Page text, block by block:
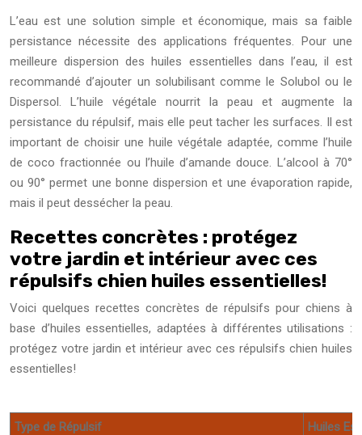
L’eau est une solution simple et économique, mais sa faible
persistance nécessite des applications fréquentes. Pour une
meilleure dispersion des huiles essentielles dans l’eau, il est
recommandé d’ajouter un solubilisant comme le Solubol ou le
Dispersol. L’huile végétale nourrit la peau et augmente la
persistance du répulsif, mais elle peut tacher les surfaces. Il est
important de choisir une huile végétale adaptée, comme l’huile
de coco fractionnée ou l’huile d’amande douce. L’alcool à 70°
ou 90° permet une bonne dispersion et une évaporation rapide,
mais il peut dessécher la peau.
Recettes concrètes : protégez
votre jardin et intérieur avec ces
répulsifs chien huiles essentielles!
Voici quelques recettes concrètes de répulsifs pour chiens à
base d’huiles essentielles, adaptées à différentes utilisations :
protégez votre jardin et intérieur avec ces répulsifs chien huiles
essentielles!
Type de Répulsif
Huiles